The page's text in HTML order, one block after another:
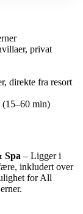
privat
direkte fra resort
(15–60 min)
Spa – Ligger i
inkludert over
for All